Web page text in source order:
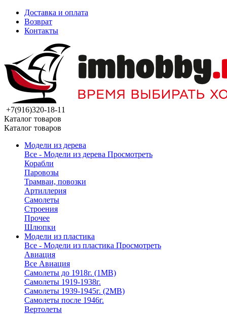
Доставка и оплата
Возврат
Контакты
+7(916)320-18-11
Каталог товаров
Каталог товаров
Модели из дерева
Все - Модели из дерева Просмотреть
Корабли
Паровозы
Трамваи, повозки
Артиллерия
Самолеты
Строения
Прочее
Шлюпки
Модели из пластика
Все - Модели из пластика Просмотреть
Авиация
Все Авиация
Самолеты до 1918г. (1МВ)
Самолеты 1919-1938г.
Самолеты 1939-1945г. (2МВ)
Самолеты после 1946г.
Вертолеты